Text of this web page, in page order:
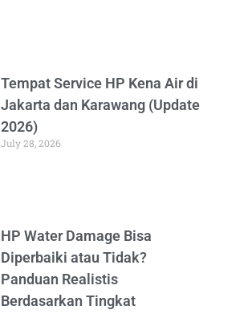
Tempat Service HP Kena Air di
Jakarta dan Karawang (Update
2026)
July 28, 2026
HP Water Damage Bisa
Diperbaiki atau Tidak?
Panduan Realistis
Berdasarkan Tingkat